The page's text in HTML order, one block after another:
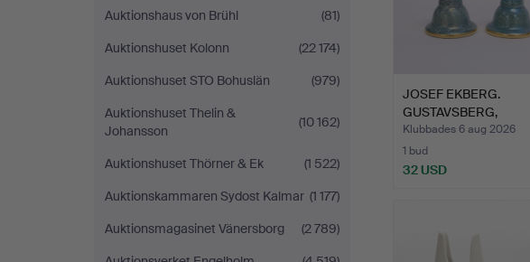
Auktionshaus von Brühl
(81)
Auktionshuset Kolonn
(22 174)
Auktionshuset STO Bohuslän
(979)
Auktionshuset Thelin &
Johansson
(10 162)
Auktionshuset Thörner & Ek
(1 522)
Auktionskammaren Sydost Kalmar (1 177)
Auktionsmagasinet Vänersborg
(2 789)
JOSEF EKBERG.
GUSTAVSBERG,
LJUSSTAKAR, ETT…
Klubbades 6 aug 2026
1 bud
32 USD